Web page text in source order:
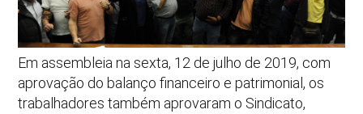
Em assembleia na sexta, 12 de julho de 2019, com
aprovação do balanço financeiro e patrimonial, os
trabalhadores também aprovaram o Sindicato,